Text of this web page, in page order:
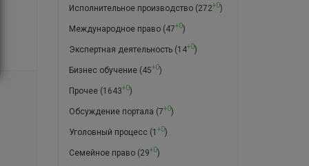
Исполнительное производство(272+0)
Международное право(47+0)
Экспертная деятельность(14+0)
Бизнес обучение(45+0)
Прочее(1643+0)
Обсуждение портала (7+0)
Уголовный процесс (1 +0)
Семейное право(29+0)